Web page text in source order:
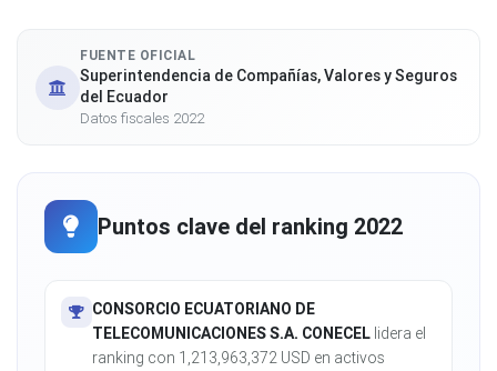
FUENTE OFICIAL
Superintendencia de Compañías, Valores y Seguros
del Ecuador
Datos fiscales 2022
Puntos clave del ranking 2022
CONSORCIO ECUATORIANO DE
TELECOMUNICACIONES S.A. CONECEL lidera el
ranking con 1,213,963,372 USD en activos